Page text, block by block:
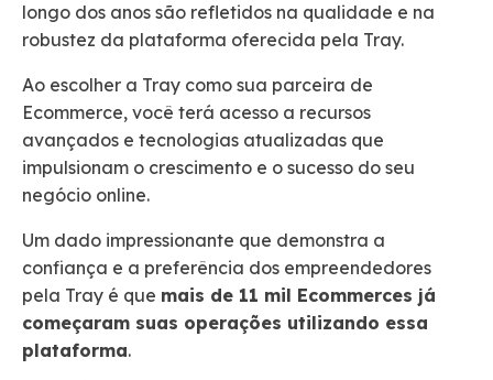
longo dos anos são refletidos na qualidade e na
robustez da plataforma oferecida pela Tray.
Ao escolher a Tray como sua parceira de
Ecommerce, você terá acesso a recursos
avançados e tecnologias atualizadas que
impulsionam o crescimento e o sucesso do seu
negócio online.
Um dado impressionante que demonstra a
confiança e a preferência dos empreendedores
pela Tray é que mais de 11 mil Ecommerces já
começaram suas operações utilizando essa
plataforma.